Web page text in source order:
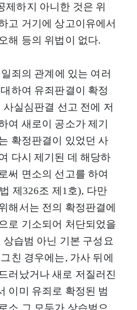
제하지 아니한 것은 위
고 거기에 상고이유에서
해 등의 위법이 없다.
죄의 관계에 있는 여러
하여 유죄판결이 확정
실심판결 선고 전에 저
여 새로이 공소가 제기
확정판결이 있었던 사
다시 제기된 데 해당하
써 면소의 선고를 하여
제326조 제1호), 다만
해서는 전의 확정판결에
로 기소되어 처단되었을
습범 아닌 기본 구성요
친 경우에는, 가사 뒤에
러났거나 새로 저질러진
이미 유죄로 확정된 범
소 그 모두가 상습범으